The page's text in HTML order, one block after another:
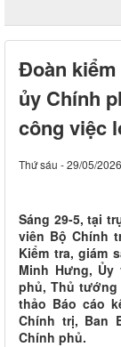
Đoàn
ủy Chính
công việc
Thứ sáu - 29/05/
Sáng 29-5, tại
viên Bộ Chính
Kiểm tra, giám
Minh Hưng,
phủ, Thủ
thảo Báo cáo
Chính trị, Ban
Chính phủ.